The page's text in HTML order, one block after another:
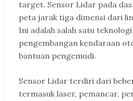
target. Sensor Lidar pada
peta jarak tiga dimensi dari
Ini adalah salah satu
pengembangan kendaraan
bantuan pengemudi.
Sensor Lidar terdiri dari
termasuk laser, pemancar,